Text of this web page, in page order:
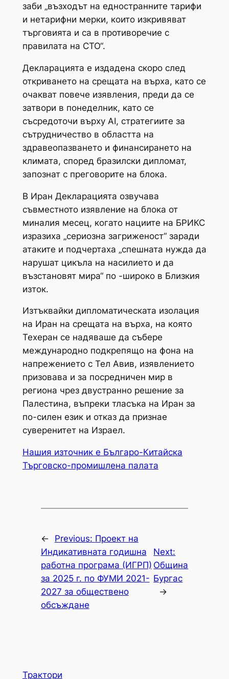
заби „възходът на едностранните тарифи
и нетарифни мерки, които изкривяват
търговията и са в противоречие с
правилата на СТО“.
Декларацията е издадена скоро след
откриването на срещата на върха, като се
очакват повече изявления, преди да се
затвори в понеделник, като се
съсредоточи върху AI, стратегиите за
сътрудничество в областта на
здравеопазването и финансирането на
климата, според бразилски дипломат,
запознат с преговорите на блока.
В Иран Декларацията озвучава
съвместното изявление на блока от
миналия месец, когато нациите на БРИКС
изразиха „сериозна загриженост“ заради
атаките и подчертаха „спешната нужда да
нарушат цикъла на насилието и да
възстановят мира“ по -широко в Близкия
изток.
Изтъквайки дипломатическата изолация
на Иран на срещата на върха, на която
Техеран се надяваше да събере
международно подкрепящо на фона на
напрежението с Тел Авив, изявлението
призовава и за посредничен мир в
региона чрез двустранно решение за
Палестина, въпреки тласъка на Иран за
по-силен език и отказ да признае
суверенитет на Израел.
Нашия източник е Българо-Китайска
Търговско-промишлена палaта
← Previous: Проект на
Индикативната годишна
работна програма (ИГРП)
за 2025 г. по ФУМИ 2021-
2027 за обществено
обсъждане
Next:
Община
Бургас
→
Трактори